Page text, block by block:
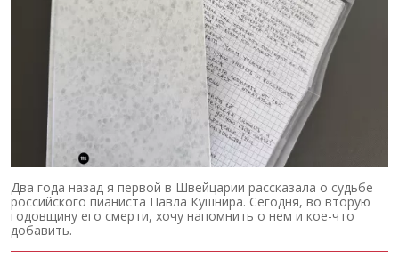
Два года назад я первой в Швейцарии рассказала о судьбе
российского пианиста Павла Кушнира. Сегодня, во вторую
годовщину его смерти, хочу напомнить о нем и кое-что
добавить.